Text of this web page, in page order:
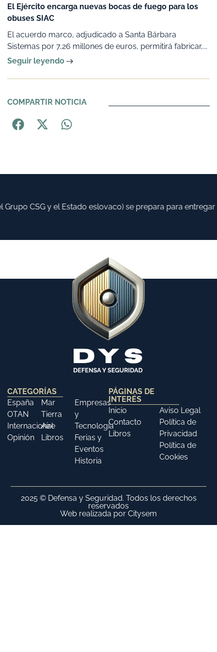
El Ejército encarga nuevas bocas de fuego para los
obuses SIAC
El acuerdo marco, adjudicado a Santa Bárbara
Sistemas por 7,26 millones de euros, permitirá fabricar,...
Seguir leyendo
COMPARTIR NOTICIA
CSG y el Estado eslovaco) se prepara para entregar
CATEGORÍAS
España
OTAN
Internacional
Opinión
Mar
Tierra
Aire
Libros
Empresas
y
Tecnología
Ferias y
Eventos
Historia
PÁGINAS DE
INTERÉS
Inicio
Contacto
Libros
Aviso Legal
Política de
Privacidad
Política de
Cookies
2025 © Defensa y Seguridad. Todos los derechos
reservados
Web realizada por Citysem